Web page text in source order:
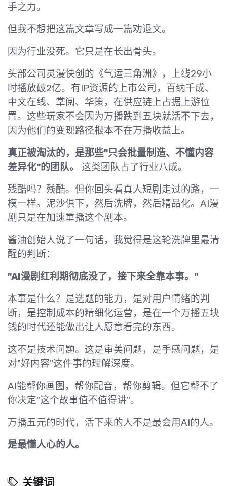
手之力。
但我不想把这篇文章写成一篇劝退文。
因为行业没死。它只是在长出骨头。
头部公司灵漫快创的《气运三角洲》，上线29小
时播放破2亿。有IP资源的上市公司，百纳千成、
中文在线、掌阅、华策，在供应链上占据上游位
置。这些玩家不会因为万播跌到五块就活不下去，
因为他们的变现路径根本不在万播收益上。
真正被淘汰的，是那些"只会批量制造、不懂内容
差异化"的团队。
这类团队占了行业八成。
残酷吗？残酷。但你回头看真人短剧走过的路，一
模一样。泥沙俱下，然后洗牌，然后精品化。AI漫
剧只是在加速重播这个剧本。
酱油创始人说了一句话，我觉得是这轮洗牌里最清
醒的判断：
"AI漫剧红利期彻底没了，接下来全靠本事。"
本事是什么？是选题的能力，是对用户情绪的判
断，是控制成本的精细化运营，是在一个万播五块
钱的时代还能做出让人愿意看完的东西。
这不是技术问题。这是审美问题，是手感问题，是
对"好内容"这件事的理解深度。
AI能帮你画图，帮你配音，帮你剪辑。但它帮不了
你决定"这个故事值不值得讲"。
万播五元的时代，活下来的人不是最会用AI的人。
是最懂人心的人。
关键词